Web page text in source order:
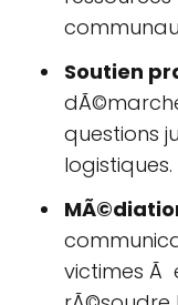
Soutien
questions
logistiques.
victimes Ã